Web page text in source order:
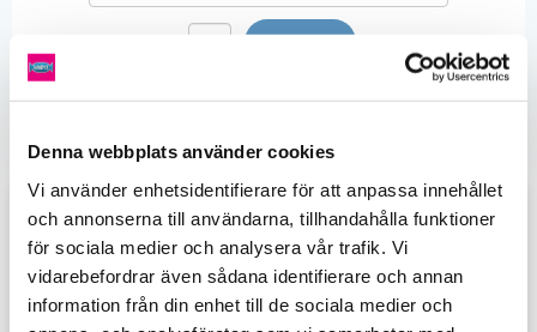
Denna webbplats använder cookies
Vi använder enhetsidentifierare för att anpassa innehållet
och annonserna till användarna, tillhandahålla funktioner
för sociala medier och analysera vår trafik. Vi
vidarebefordrar även sådana identifierare och annan
information från din enhet till de sociala medier och
339kr
Jullådan
Relaterade produkter
Trälåda
290krex. moms